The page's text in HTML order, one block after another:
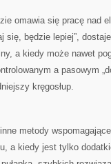
omawia się pracę nad
się, będzie lepiej”,
a kiedy może nawet
a pasowym
kręgosłup.
metody
a kiedy jest tylko